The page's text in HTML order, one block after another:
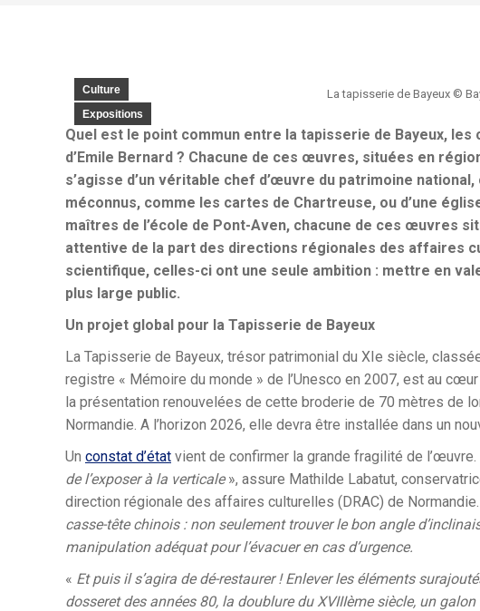
Culture
Expositions
La tapisserie de Bayeux ©
Quel est le point commun entre la tapisserie de Bayeux,
d’Emile Bernard ? Chacune de ces œuvres, situées en
s’agisse d’un véritable chef d’œuvre du patrimoine
méconnus, comme les cartes de Chartreuse, ou d’une
maîtres de l’école de Pont-Aven, chacune de ces œuvres
attentive de la part des directions régionales des affaires
scientifique, celles-ci ont une seule ambition : mettre en
plus large public.
Un projet global pour la Tapisserie de Bayeux
La Tapisserie de Bayeux, trésor patrimonial du XIe siècle,
registre « Mémoire du monde » de l’Unesco en 2007, est au
la présentation renouvelées de cette broderie de 70 mètres de
Normandie. A l’horizon 2026, elle devra être installée dans un
Un constat d’état vient de confirmer la grande fragilité de l’œuvre.
de l’exposer à la verticale», assure Mathilde Labatut,
direction régionale des affaires culturelles (DRAC) de
casse-tête chinois : non seulement trouver le bon angle
manipulation adéquat pour l’évacuer en cas d’urgence.
« Et puis il s’agira de dé-restaurer ! Enlever les éléments
dosseret des années 80, la doublure du XVIIIème siècle, un